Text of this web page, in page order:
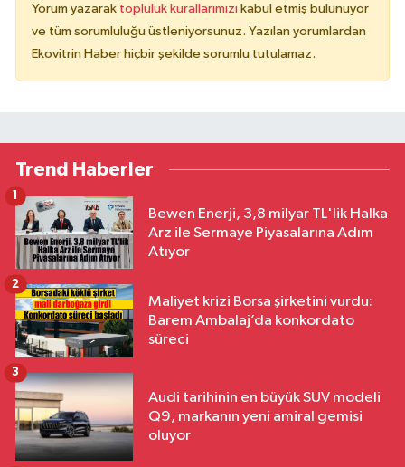
Yorum yazarak topluluk kurallarımızı kabul etmiş bulunuyor
ve tüm sorumluluğu üstleniyorsunuz. Yazılan yorumlardan
Ekovitrin Haber hiçbir şekilde sorumlu tutulamaz.
Trend Haberler
Bewen Enerji, 3,8 milyar TL'lik Halka
Arz ile Sermaye Piyasalarına Adım
Atıyor
1
Maliyet krizi Borsa şirketini vurdu:
Barem Ambalaj’da konkordato
süreci
2
Audi tarihinin en büyük SUV modeli
Q9, markanın yeni amiral gemisi
oluyor
3